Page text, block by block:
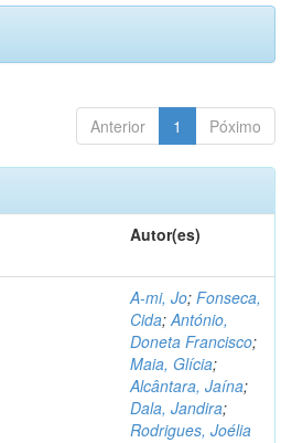
Anterior 1 Póximo
Autor(es)
A-mi, Jo; Fonseca,
Cida;António,
Doneta Francisco;
Maia, Glícia;
Alcântara, Jaína;
Dala, Jandira;
Rodrigues, Joélia